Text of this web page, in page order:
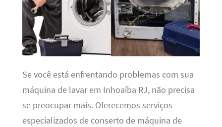
Se você está enfrentando problemas com sua
máquina de lavar em Inhoaíba RJ, não precisa
se preocupar mais. Oferecemos serviços
especializados de conserto de máquina de